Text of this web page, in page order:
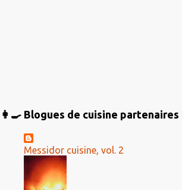
👩‍🍳 Blogues de cuisine partenaires
Messidor cuisine, vol. 2